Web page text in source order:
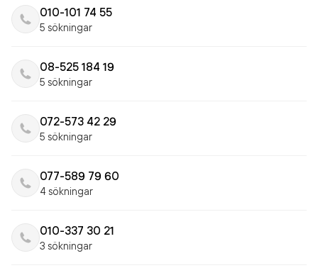
010-101 74 55
5 sökningar
08-525 184 19
5 sökningar
072-573 42 29
5 sökningar
077-589 79 60
4 sökningar
010-337 30 21
3 sökningar